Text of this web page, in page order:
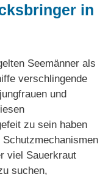
in
Seemänner als
verschlingende
und
zu sein haben
viel Sauerkraut
suchen,